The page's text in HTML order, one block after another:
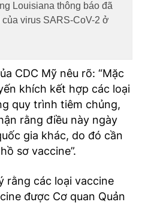
Louisiana thông báo đã
virus SARS-CoV-2 ở
CDC Mỹ nêu rõ: “Mặc
khích kết hợp các loại
quy trình tiêm chủng,
rằng điều này ngày
gia khác, do đó cần
sơ vaccine”.
rằng các loại vaccine
được Cơ quan Quản